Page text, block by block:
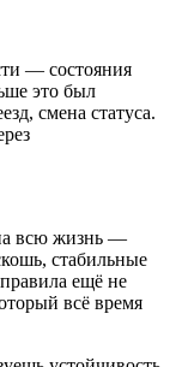
— состояния
это был
смена статуса.
всю жизнь —
стабильные
ещё не
всё время